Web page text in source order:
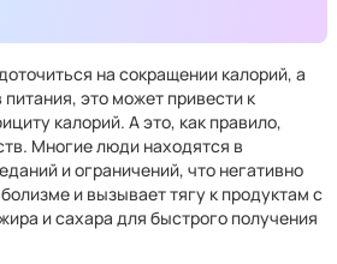
на сокращении калорий, а
это может привести к
калорий. А это, как правило,
Многие люди находятся в
и ограничений, что негативно
и вызывает тягу к продуктам с
и сахара для быстрого получения